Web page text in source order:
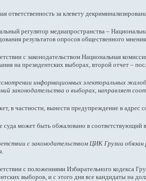
ответственность за клевету
регулятор медиапространства –
результатов опросов общественного
с законодательством Национальная
на президентских выборах, второй отчет –
информационных электоральных
законодательства о выборах, направляет
в частности, вынести предупреждение в адрес
суда может быть обжаловано в соответствующий
с законодательством ЦИК Грузии
с положениями Избирательного кодекса
выборов, и с этого дня все кандидаты на